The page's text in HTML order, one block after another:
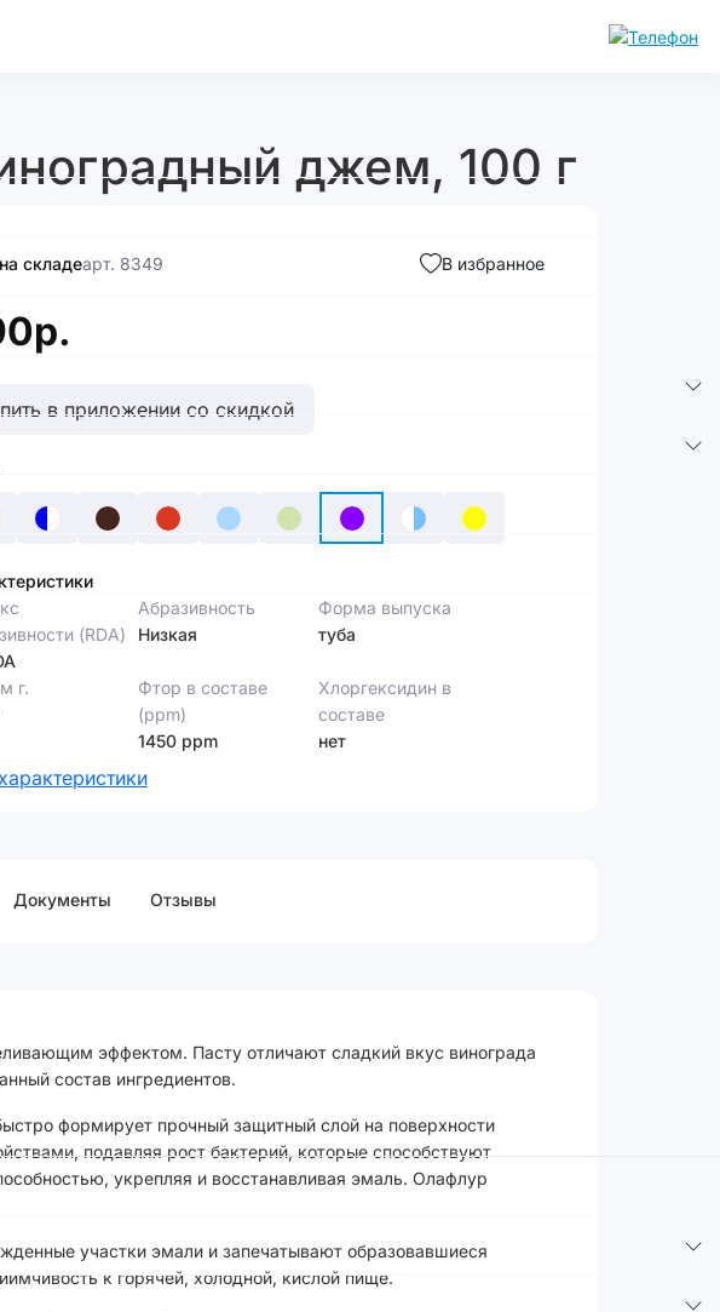
джем, 100 г
складеарт. 8349 В избранное
в приложении со скидкой
(RDA)
Абразивность
Низкая
Форма выпуска
туба
г.
Фтор в составе
(ppm)
1450 ppm
Хлоргексидин в
составе
нет
Документы Отзывы
эффектом. Пасту отличают сладкий вкус винограда
состав ингредиентов.
формирует прочный защитный слой на поверхности
подавляя рост бактерий, которые способствуют
укрепляя и восстанавливая эмаль. Олафлур
участки эмали и запечатывают образовавшиеся
к горячей, холодной, кислой пище.